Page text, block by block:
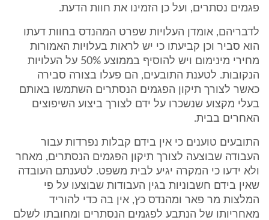
פגמים נסתרים, ועל כן הזמינו את חוות הדעת.
לדבריהם, אומדן העלויות שפרט המהנדס בחוות דעתו
הוא סביר וכן קביעתו כי יש לראות בעלויות האמורות
מחירי מינימום ויש להוסיף בממוצע 50% על העלויות
הנקובות. לטענת התובעים, הם פעלו בצורה סבירה
כאשר לצורך תיקון הפגמים הנסתרים השתמשו באותם
בעלי מקצוע שנשכרו על ידם לצורך ביצוע השיפוצים
האחרים בבית.
התובעים טוענים כי אין בידם קבלות נפרדות עבור
העבודה שבוצעה לצורך תיקון הפגמים הנסתרים, מאחר
ולא ידעו כי המקרה יגיע לבית משפט. לטענתם העובדה
שאין בידם חשבוניות בגין העבודות שבוצעו על פי
המלצות מר פאר ומהנדס כץ, אין בה כדי להוריד
מאחריותו של הנתבע לפגמים הנסתרים ומחובתו לשלם